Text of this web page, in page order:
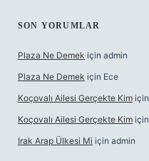
SON YORUMLAR
Plaza Ne Demek için admin
Plaza Ne Demek için Ece
Koçovalı Ailesi Gerçekte Kim için
Koçovalı Ailesi Gerçekte Kim için
Irak Arap Ülkesi Mi için admin